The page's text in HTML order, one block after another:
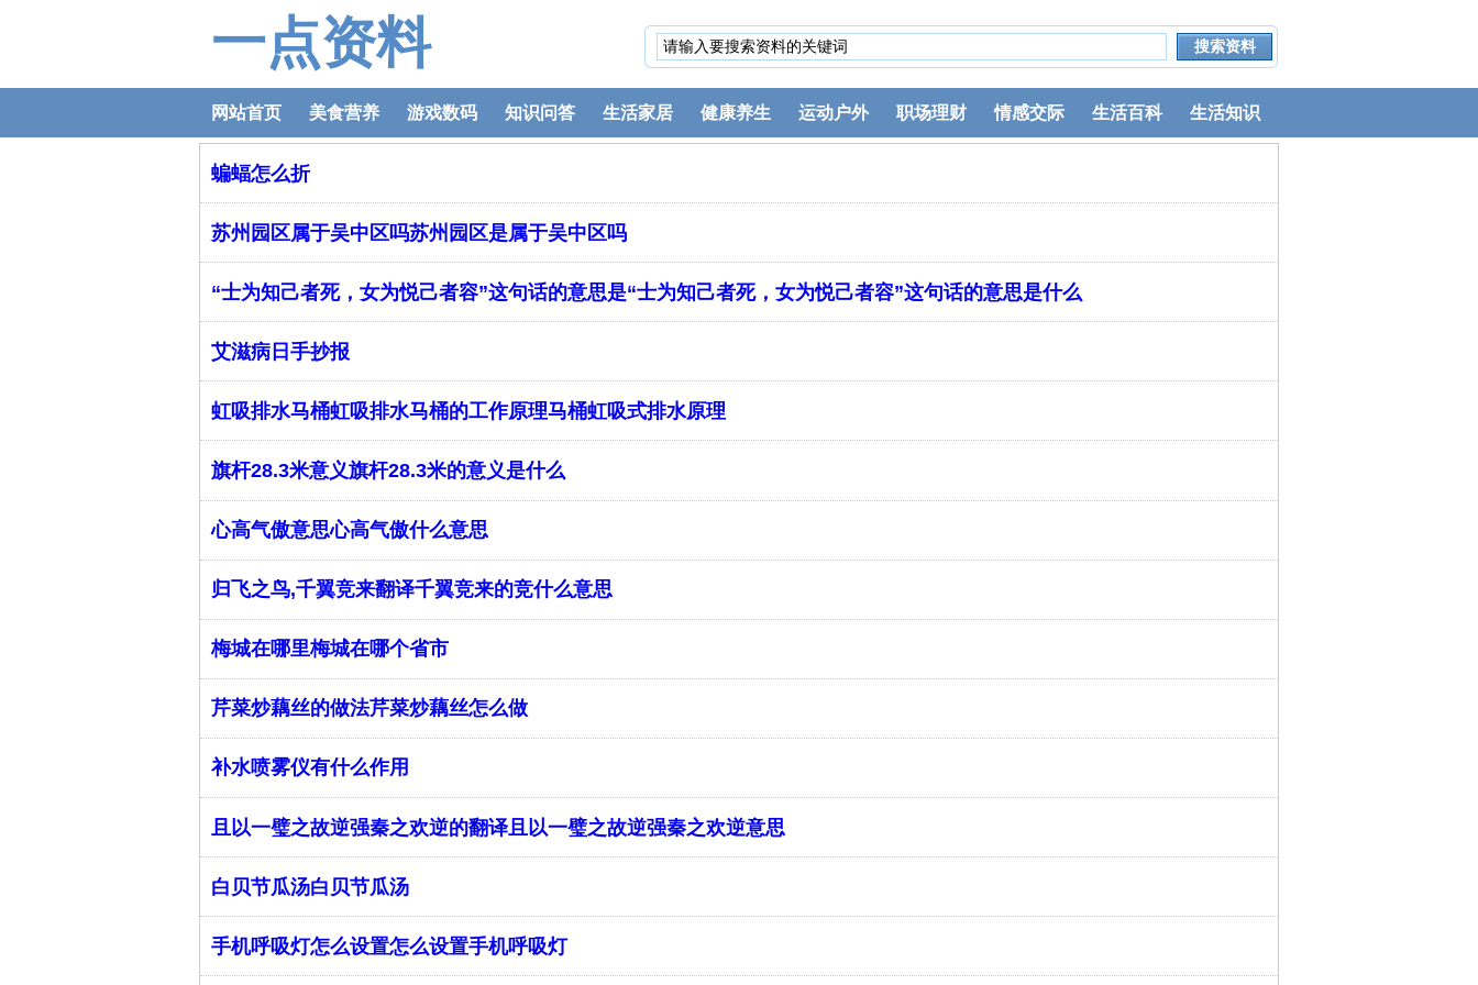
一点资料
网站首页 美食营养 游戏数码 知识问答 生活家居 健康养生 运动户外 职场理财 情感交际 生活百科 生活知识
蝙蝠怎么折
苏州园区属于吴中区吗苏州园区是属于吴中区吗
“士为知己者死，女为悦己者容”这句话的意思是“士为知己者死，女为悦己者容”这句话的意思是什么
艾滋病日手抄报
虹吸排水马桶虹吸排水马桶的工作原理马桶虹吸式排水原理
旗杆28.3米意义旗杆28.3米的意义是什么
心高气傲意思心高气傲什么意思
归飞之鸟,千翼竞来翻译千翼竞来的竞什么意思
梅城在哪里梅城在哪个省市
芹菜炒藕丝的做法芹菜炒藕丝怎么做
补水喷雾仪有什么作用
且以一璧之故逆强秦之欢逆的翻译且以一璧之故逆强秦之欢逆意思
白贝节瓜汤白贝节瓜汤
手机呼吸灯怎么设置怎么设置手机呼吸灯